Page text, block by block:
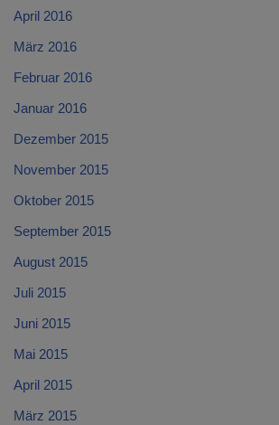
April 2016
März 2016
Februar 2016
Januar 2016
Dezember 2015
November 2015
Oktober 2015
September 2015
August 2015
Juli 2015
Juni 2015
Mai 2015
April 2015
März 2015